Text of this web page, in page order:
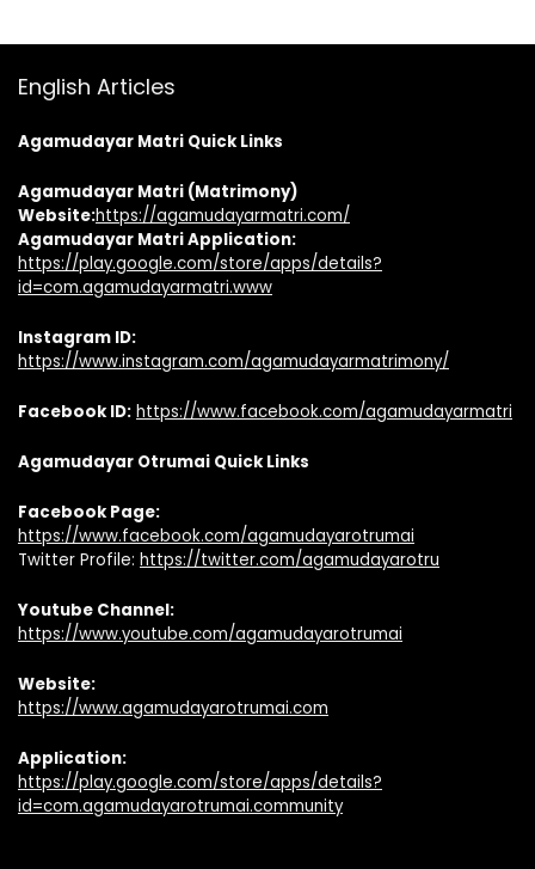
English Articles
Agamudayar Matri Quick Links
Agamudayar Matri (Matrimony)
Website:https://agamudayarmatri.com/
Agamudayar Matri Application:
https://play.google.com/store/apps/details?
id=com.agamudayarmatri.www
Instagram ID:
https://www.instagram.com/agamudayarmatrimony/
Facebook ID: https://www.facebook.com/agamudayarmatri
Agamudayar Otrumai Quick Links
Facebook Page:
https://www.facebook.com/agamudayarotrumai
Twitter Profile: https://twitter.com/agamudayarotru
Youtube Channel:
https://www.youtube.com/agamudayarotrumai
Website:
https://www.agamudayarotrumai.com
Application:
https://play.google.com/store/apps/details?
id=com.agamudayarotrumai.community